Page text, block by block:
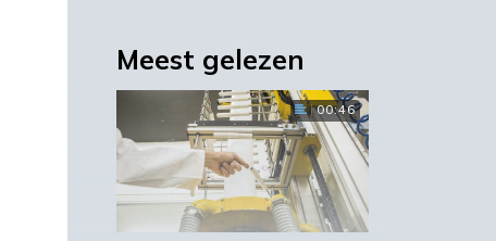
Meest gelezen
00:46